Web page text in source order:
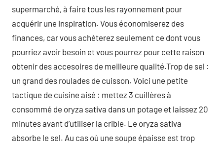
supermarché, à faire tous les rayonnement pour
acquérir une inspiration. Vous économiserez des
finances, car vous achèterez seulement ce dont vous
pourriez avoir besoin et vous pourrez pour cette raison
obtenir des accesoires de meilleure qualité.Trop de sel :
un grand des roulades de cuisson. Voici une petite
tactique de cuisine aisé : mettez 3 cuillères à
consommé de oryza sativa dans un potage et laissez 20
minutes avant d’utiliser la crible. Le oryza sativa
absorbe le sel. Au cas où une soupe épaisse est trop